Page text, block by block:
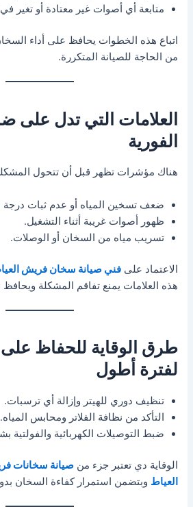
متابعة أي أصوات غير معتادة أو تغير
اتباع هذه الخطوات يحافظ على أداء
من الحاجة للصيانة المتكررة.
العلامات التي تدل على
الفورية
هناك مؤشرات تظهر قبل أن تتحول
ضعف تسخين المياه أو عدم ثبات درجة
ظهور أصوات غريبة أثناء التشغيل.
تسريب مياه من السخان أو الوصلات.
الاعتماد علىفني صيانة سخان فريش
هذه العلامات يمنع تفاقم المشكلة
طرق الوقاية للحفاظ
لفترة أطول
تنظيف دوري للهيتر وإزالة أي ترسبات.
التأكد من نظافة الفلاتر ومحابس المياه.
ضبط التوصيلات الكهربائية والفولتية
الوقاية دي تعتبر جزء منصيانة سخانات
العياط وبتضمن استمرار كفاءة السخان